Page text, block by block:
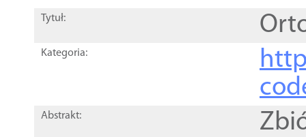
Tytuł:
Kategoria:
Abstrakt: